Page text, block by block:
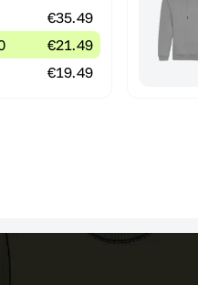
€35.49
€21.49
€19.49